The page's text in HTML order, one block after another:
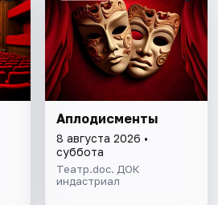
Аплодисменты
8 августа 2026 •
суббота
Театр.doc. ДОК
индастриал